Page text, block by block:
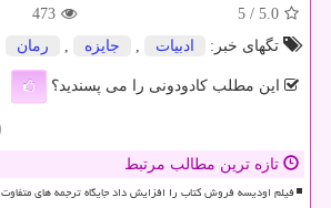
5.0
/ 5
473
تگهای خبر:
ادبیات جایزه رمان
این مطلب کادودونی را می پسندید؟
تازه ترین مطالب مرتبط
فیلم اودیسه فروش کتاب را افزایش داد جایگاه ترجمه های متفاوت